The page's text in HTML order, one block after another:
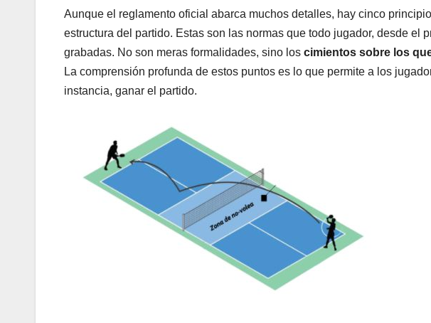
Aunque el reglamento oficial abarca muchos detalles, hay cinco
estructura del partido. Estas son las normas que todo jugador, desde el
grabadas. No son meras formalidades, sino los cimientos sobre los
La comprensión profunda de estos puntos es lo que permite a los
instancia, ganar el partido.